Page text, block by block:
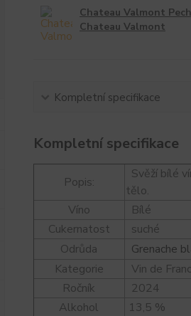
Chateau Valmont
Chateau Valmont
Kompletní specifikace
Kompletní specifikace
Popis:
Svěží bílé
tělo.
Víno
Bílé
Cukernatost
suché
Odrůda
Grenache
Kategorie
Vin de
Ročník
2024
Alkohol
13,5 %